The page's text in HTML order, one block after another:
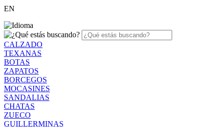
EN
CALZADO
TEXANAS
BOTAS
ZAPATOS
BORCEGOS
MOCASINES
SANDALIAS
CHATAS
ZUECO
GUILLERMINAS